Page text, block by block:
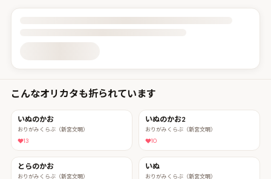
投稿詳細を読み込んでいます
こんなオリカタも折られています
いぬのかお
おりがみくらぶ（新宮文明）
13
いぬのかお2
おりがみくらぶ（新宮文明）
10
とらのかお
おりがみくらぶ（新宮文明）
いぬ
おりがみくらぶ（新宮文明）